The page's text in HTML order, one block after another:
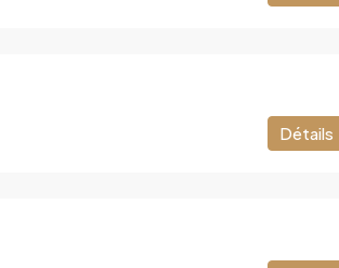
Détails